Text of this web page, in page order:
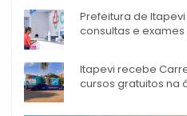
Prefeitura de
consultas e
Itapevi recebe
cursos gratuitos na